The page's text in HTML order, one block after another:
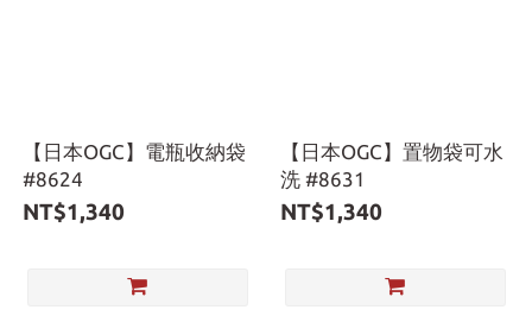
【日本OGC】電瓶收納袋
#8624
NT$1,340
【日本OGC】置物袋可水
洗 #8631
NT$1,340